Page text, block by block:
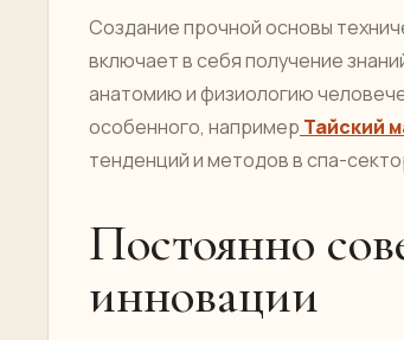
Создание прочной основы
включает в себя получение
анатомию и физиологию
особенного, например Тайский
тенденций и методов в спа-
Постоянно
инновации